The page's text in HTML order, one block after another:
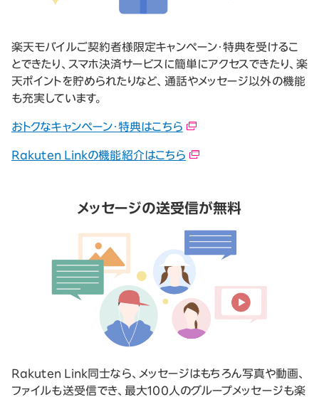
楽天モバイルご契約者様限定キャンペーン・特典を受けるこ
とできたり、スマホ決済サービスに簡単にアクセスできたり、楽
天ポイントを貯められたりなど、通話やメッセージ以外の機能
も充実しています。
おトクなキャンペーン・特典はこちら
Rakuten Linkの機能紹介はこちら
メッセージの送受信が無料
Rakuten Link同士なら、メッセージはもちろん写真や動画、
ファイルも送受信でき、最大100人のグループメッセージも楽